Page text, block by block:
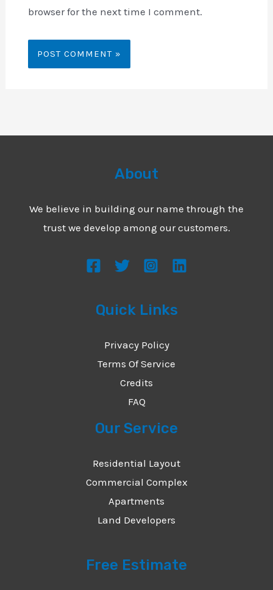
browser for the next time I comment.
About
We believe in building our name through the
trust we develop among our customers.
Quick Links
Privacy Policy
Terms Of Service
Credits
FAQ
Our Service
Residential Layout
Commercial Complex
Apartments
Land Developers
Free Estimate